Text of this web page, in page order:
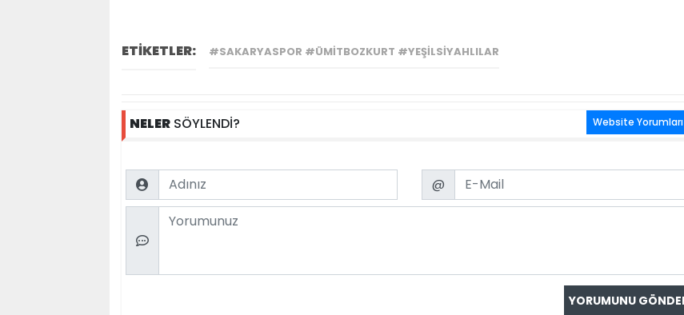
ETİKETLER: #SAKARYASPOR #ÜMITBOZKURT #YEŞILSIYAHLILAR
NELERSÖYLENDİ? Website Yorumları
Name Email
@
Comment